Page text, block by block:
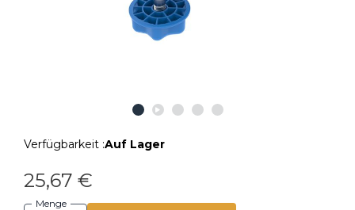
Verfügbarkeit :Auf Lager
25,67 €
Menge